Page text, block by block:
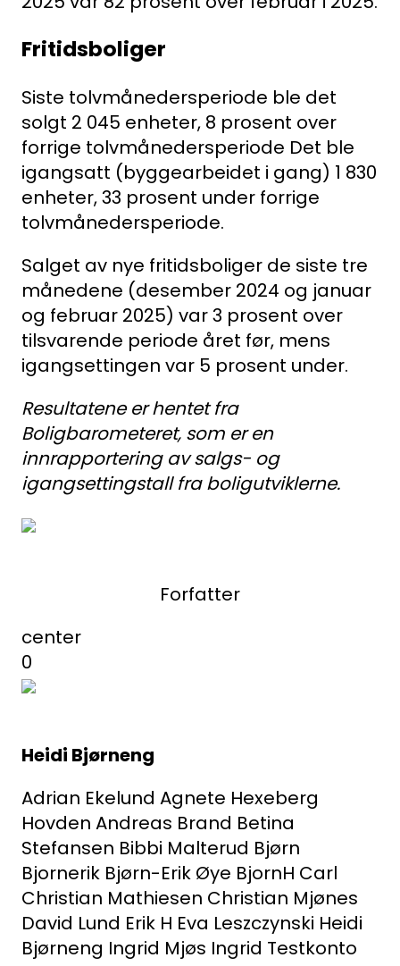
Pb. 1516 Vika, 0117 OSLO
Organisasjonsnummer:
956 955 211
Fritidsboliger
Siste tolvmånedersperiode ble det
solgt 2 045 enheter, 8 prosent over
forrige tolvmånedersperiode Det ble
igangsatt (byggearbeidet i gang) 1 830
enheter, 33 prosent under forrige
tolvmånedersperiode.
Salget av nye fritidsboliger de siste tre
månedene (desember 2024 og januar
og februar 2025) var 3 prosent over
tilsvarende periode året før, mens
igangsettingen var 5 prosent under.
Resultatene er hentet fra
Boligbarometeret, som er en
innrapportering av salgs- og
igangsettingstall fra boligutviklerne.
Forfatter
center
0
Heidi Bjørneng
Adrian Ekelund Agnete Hexeberg
Hovden Andreas Brand Betina
Stefansen Bibbi Malterud Bjørn
Bjornerik Bjørn-Erik Øye BjornH Carl
Christian Mathiesen Christian Mjønes
David Lund Erik H Eva Leszczynski Heidi
Bjørneng Ingrid Mjøs Ingrid Testkonto